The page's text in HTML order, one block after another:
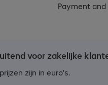
Payment
voor zakelijke
zijn in euro’s.